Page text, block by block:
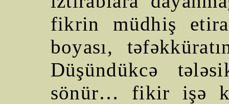
fikrin müdhiş
boyası,
Düşündükcə
sönür… fikir işə